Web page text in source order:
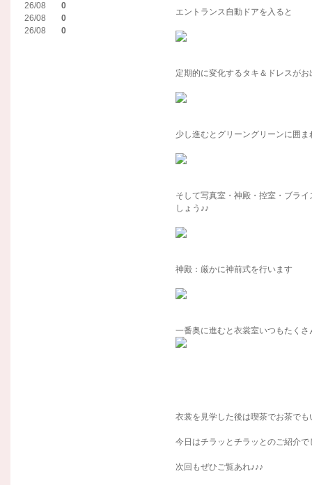
26/08
0
26/08
0
26/08
0
エントランス自動ドアを入ると
定期的に変化するタキ＆ドレスがお
少し進むとグリーングリーンに囲
そして写真室・神殿・控室・ブラ
しょう♪♪
神殿：厳かに神前式を行います
一番奥に進むと衣裳室いつもたく
衣裳を見学した後は喫茶でお茶で
今日はチラッとチラッとのご紹介で
次回もぜひご覧あれ♪♪♪